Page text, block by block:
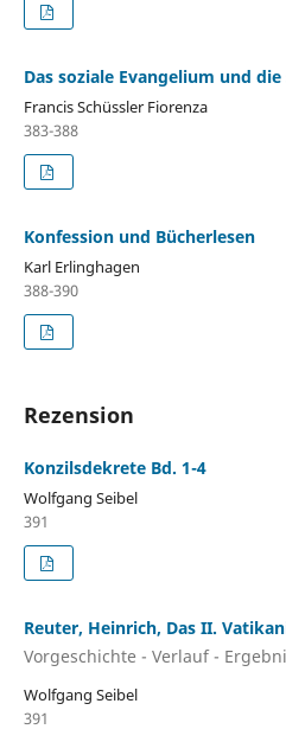
Das soziale Evangelium und
Francis Schüssler Fiorenza
383-388
Konfession und Bücherlesen
Karl Erlinghagen
388-390
Rezension
Konzilsdekrete Bd. 1-4
Wolfgang Seibel
391
Reuter, Heinrich, Das II.
Vorgeschichte - Verlauf -
Wolfgang Seibel
391